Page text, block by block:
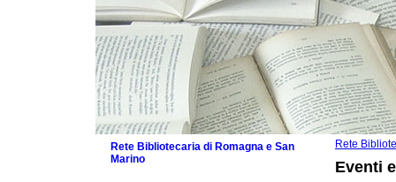
Rete
Eventi
Rete Bibliotecaria di Romagna e San
Marino